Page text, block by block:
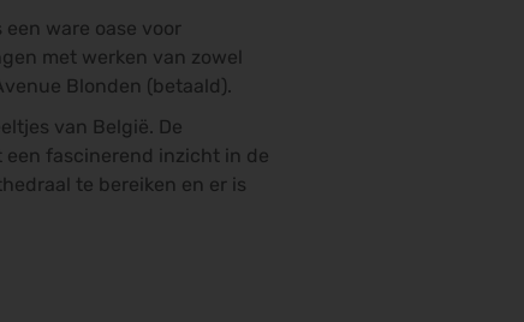
ware oase voor
met werken van zowel
Blonden (betaald).
van België. De
fascinerend inzicht in de
te bereiken en er is